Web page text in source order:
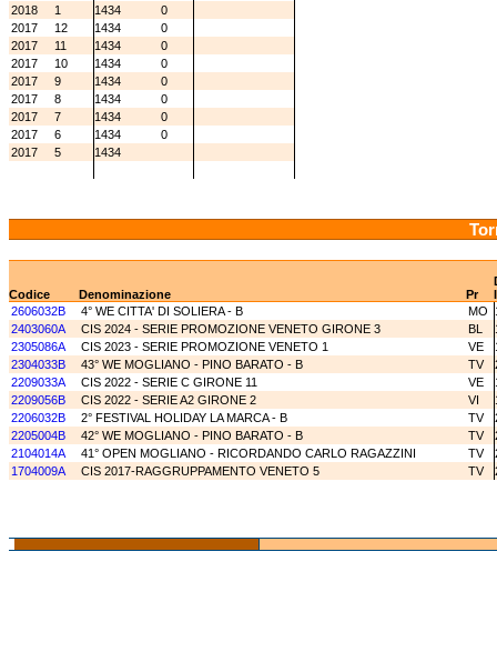
2018
1 1434
0
2017
12 1434
0
2017
11 1434
0
2017
10 1434
0
2017
9 1434
0
2017
8 1434
0
2017
7 1434
0
2017
6 1434
0
2017
5 1434
Codice
Denominazione Pr
2606032B
4° WE CITTA' DI SOLIERA - B MO
2403060A
CIS 2024 - SERIE PROMOZIONE VENETO GIRONE 3 BL
2305086A
CIS 2023 - SERIE PROMOZIONE VENETO 1 VE
2304033B
43° WE MOGLIANO - PINO BARATO - B TV
2209033A
CIS 2022 - SERIE C GIRONE 11 VE
2209056B
CIS 2022 - SERIE A2 GIRONE 2 VI
2206032B
2° FESTIVAL HOLIDAY LA MARCA - B TV
2205004B
42° WE MOGLIANO - PINO BARATO - B TV
2104014A
41° OPEN MOGLIANO - RICORDANDO CARLO RAGAZZINI TV
1704009A
CIS 2017-RAGGRUPPAMENTO VENETO 5 TV